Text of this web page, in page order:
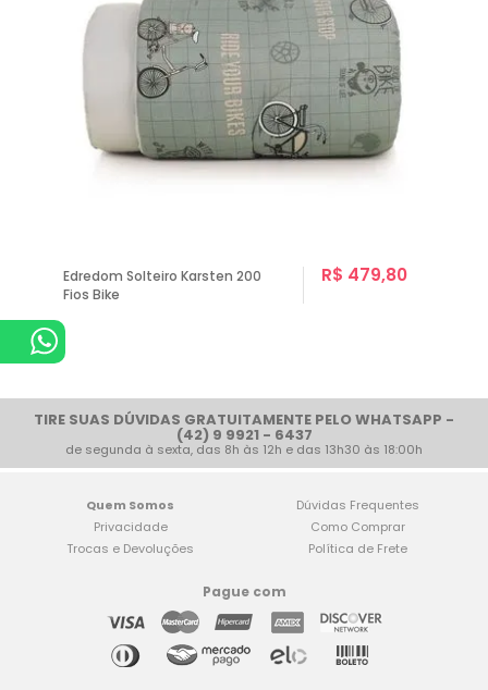
Edredom Solteiro Karsten 200
Fios Bike
R$ 479,80
TIRE SUAS DÚVIDAS GRATUITAMENTE PELO WHATSAPP -
(42) 9 9921 - 6437
de segunda à sexta, das 8h às 12h e das 13h30 às 18:00h
Quem Somos
Privacidade
Trocas e Devoluções
Dúvidas Frequentes
Como Comprar
Política de Frete
Pague com